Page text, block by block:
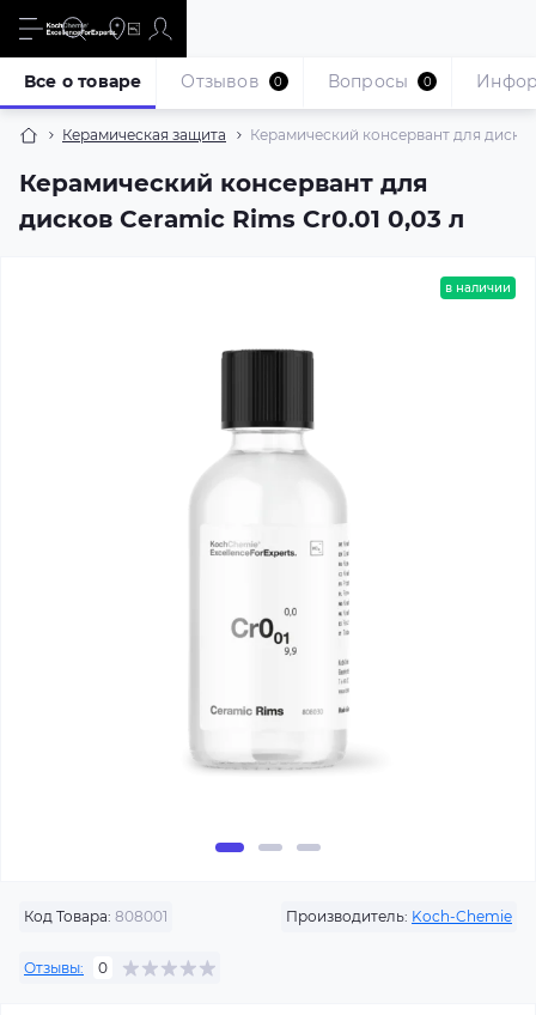
Керамическая защита Керамический консервант для
Керамический консервант для
дисков Ceramic Rims Cr0.01 0,03 л
Все о товаре Отзывов 0 Вопросы 0
в наличии
Код Товара: 808001 Производитель: Koch-Chemie
Отзывы: 0